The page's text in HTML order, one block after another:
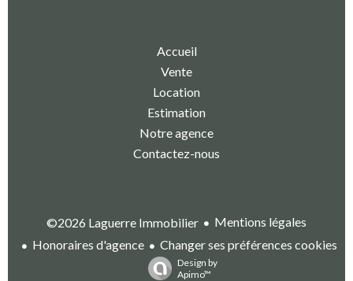
Accueil
Vente
Location
Estimation
Notre agence
Contactez-nous
©2026 Laguerre Immobilier
Mentions légales
Honoraires d'agence
Changer ses préférences cookies
Design by
Apimo™